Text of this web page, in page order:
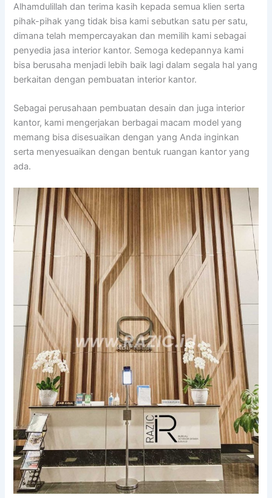
Alhamdulillah dan terima kasih kepada semua klien serta
pihak-pihak yang tidak bisa kami sebutkan satu per satu,
dimana telah mempercayakan dan memilih kami sebagai
penyedia jasa interior kantor. Semoga kedepannya kami
bisa berusaha menjadi lebih baik lagi dalam segala hal yang
berkaitan dengan pembuatan interior kantor.
Sebagai perusahaan pembuatan desain dan juga interior
kantor, kami mengerjakan berbagai macam model yang
memang bisa disesuaikan dengan yang Anda inginkan
serta menyesuaikan dengan bentuk ruangan kantor yang
ada.